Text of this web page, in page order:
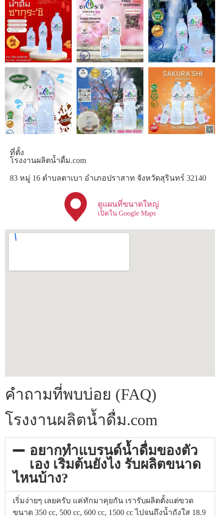
ที่ตั้ง
โรงงานผลิตน้ำดื่ม.com
83 หมู่ 16 ตำบลตาเบา อำเภอปราสาท จังหวัดสุรินทร์ 32140
ดูแผนที่ขนาดใหญ่
เปิดใน Google Maps
คำถามที่พบบ่อย (FAQ)
โรงงานผลิตน้ำดื่ม.com
อยากทำแบรนด์น้ำดื่มของตัว
เอง เริ่มต้นยังไง รับผลิตขนาด
ไหนบ้าง?
เริ่มง่ายๆ เลยครับ แค่ทักมาคุยกัน เรารับผลิตตั้งแต่ขวด
ขนาด 350 cc, 500 cc, 600 cc, 1500 cc ไปจนถึงน้ำถังใส 18.9